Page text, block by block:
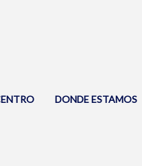
DONDE ESTAMOS